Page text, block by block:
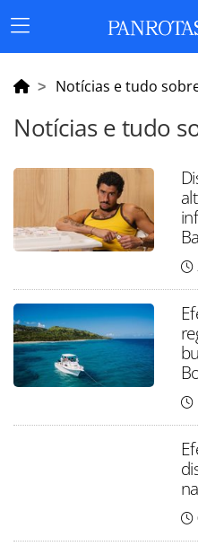
Menu
Principal
Notícias e tudo
Notícias e tudo